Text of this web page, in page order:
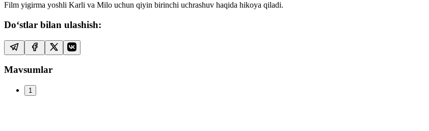
Film yigirma yoshli Karli va Milo uchun qiyin birinchi uchrashuv haqida hikoya qiladi.
Do‘stlar bilan ulashish:
Mavsumlar
1